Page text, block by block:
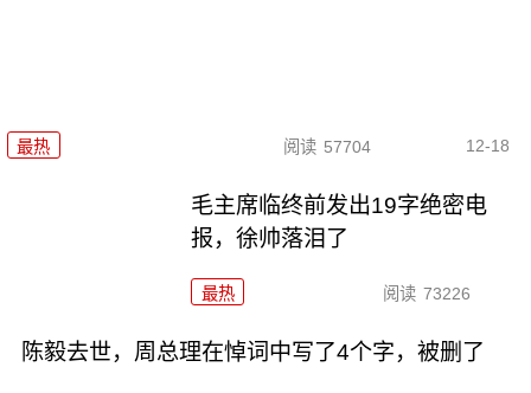
最热 阅读 57704 12-18
毛主席临终前发出19字绝密电
报，徐帅落泪了
最热 阅读 73226
陈毅去世，周总理在悼词中写了4个字，被删了